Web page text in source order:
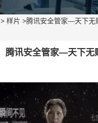
>样片 >腾讯安全管家—天下无
腾讯安全管家—天下无